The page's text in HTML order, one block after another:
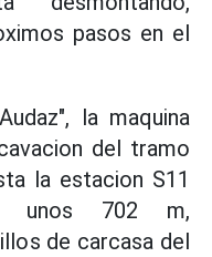
pasos en el
la maquina
del tramo
la estacion S11
unos 702 m,
de carcasa del